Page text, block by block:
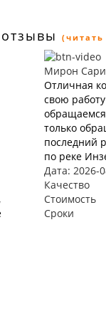
(читать
Мирон
Отличная
свою
только
последний
по реке
Дата: 2026-
Качество
Стоимость
Сроки